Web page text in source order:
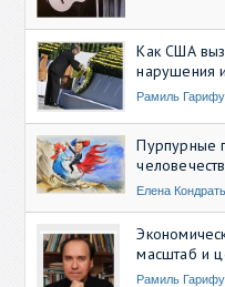
Как США
нарушения
Рамиль
Пурпурные
Елена
масштаб и
Рамиль